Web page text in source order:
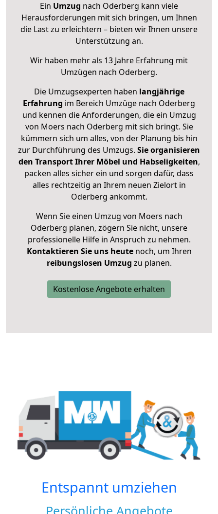
Ein Umzug nach Oderberg kann viele
Herausforderungen mit sich bringen, um Ihnen
die Last zu erleichtern – bieten wir Ihnen unsere
Unterstützung an.
Wir haben mehr als 13 Jahre Erfahrung mit
Umzügen nach Oderberg.
Die Umzugsexperten haben langjährige
Erfahrung im Bereich Umzüge nach Oderberg
und kennen die Anforderungen, die ein Umzug
von Moers nach Oderberg mit sich bringt. Sie
kümmern sich um alles, von der Planung bis hin
zur Durchführung des Umzugs. Sie organisieren
den Transport Ihrer Möbel und Habseligkeiten,
packen alles sicher ein und sorgen dafür, dass
alles rechtzeitig an Ihrem neuen Zielort in
Oderberg ankommt.
Wenn Sie einen Umzug von Moers nach
Oderberg planen, zögern Sie nicht, unsere
professionelle Hilfe in Anspruch zu nehmen.
Kontaktieren Sie uns heutenoch, um Ihren
reibungslosen Umzug zu planen.
Kostenlose Angebote erhalten
Entspannt umziehen